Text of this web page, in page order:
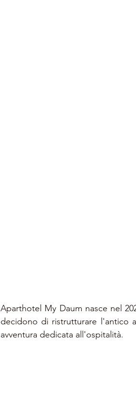
Aparthotel My Daum nasce nel
decidono di ristrutturare l'antico
avventura dedicata all'ospitalità.